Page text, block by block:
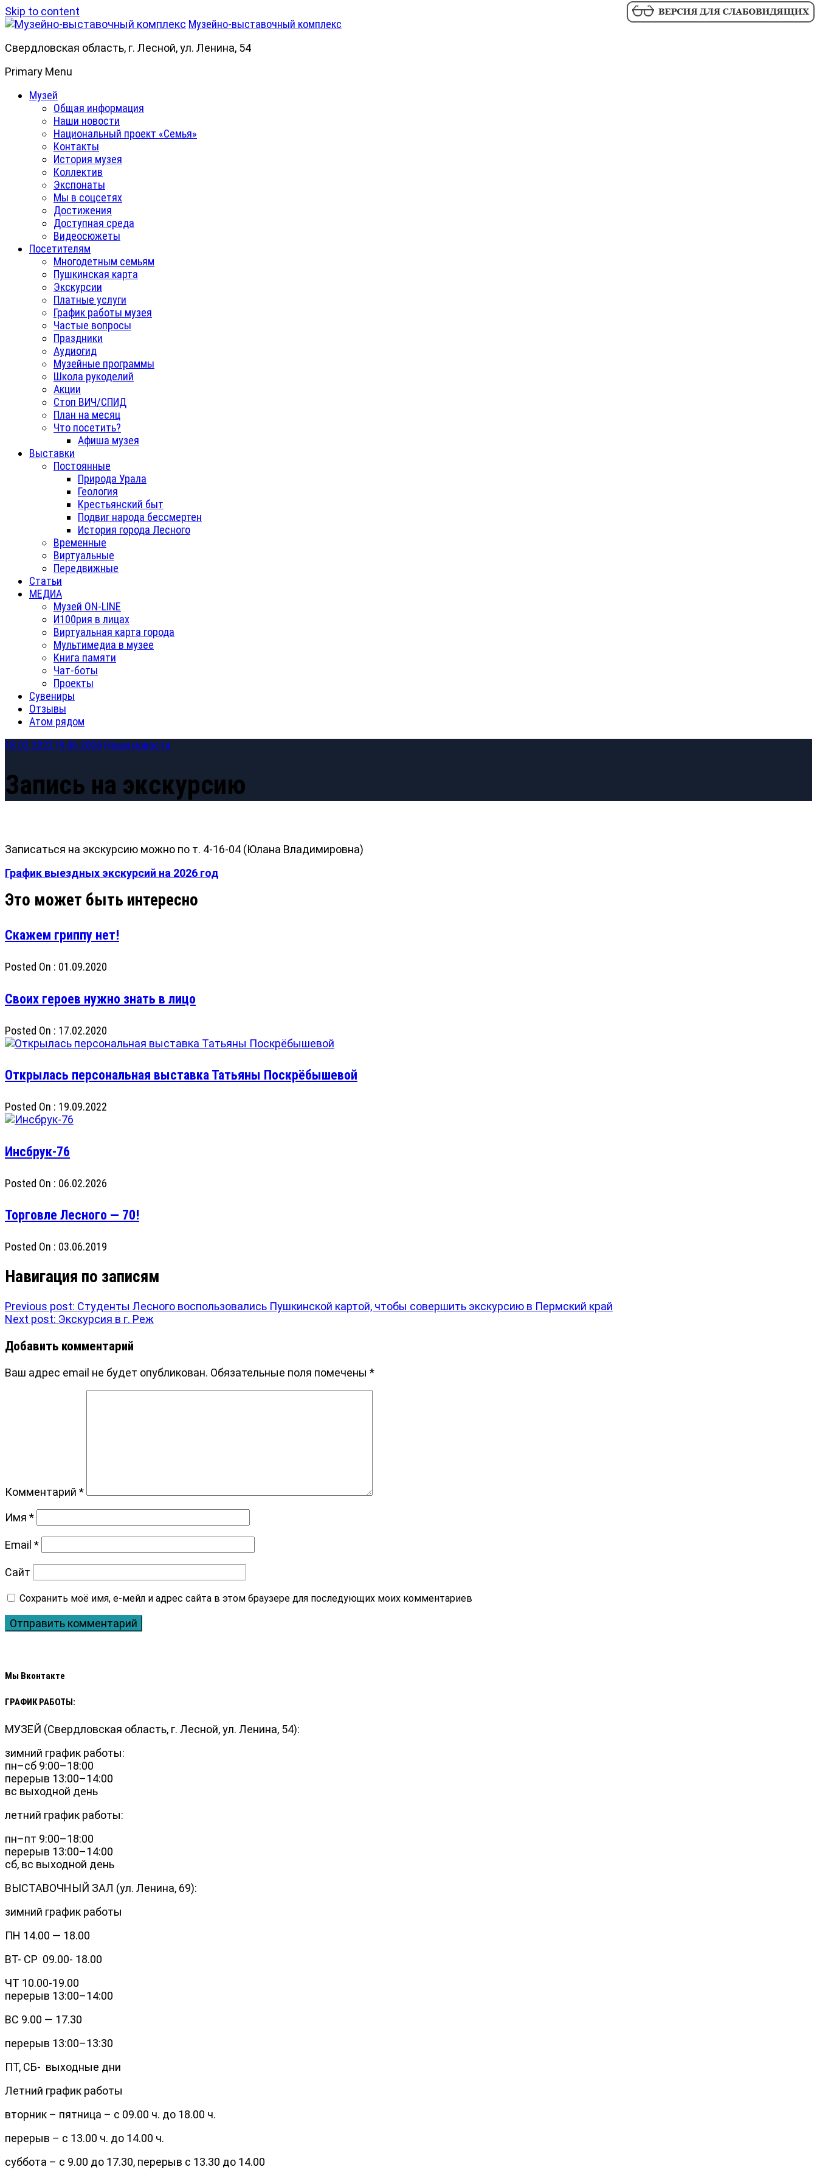
Skip to content
Музейно-выставочный комплекс
Свердловская область, г. Лесной, ул. Ленина, 54
Primary Menu
Музей
Общая информация
Наши новости
Национальный проект «Семья»
Контакты
История музея
Коллектив
Экспонаты
Мы в соцсетях
Достижения
Доступная среда
Видеосюжеты
Посетителям
Многодетным семьям
Пушкинская карта
Экскурсии
Платные услуги
График работы музея
Частые вопросы
Праздники
Аудиогид
Музейные программы
Школа рукоделий
Акции
Стоп ВИЧ/СПИД
План на месяц
Что посетить?
Афиша музея
Выставки
Постоянные
Природа Урала
Геология
Крестьянский быт
Подвиг народа бессмертен
История города Лесного
Временные
Виртуальные
Передвижные
Статьи
МЕДИА
Музей ON-LINE
И100рия в лицах
Виртуальная карта города
Мультимедиа в музее
Книга памяти
Чат-боты
Проекты
Сувениры
Отзывы
Атом рядом
18.02.202219.06.2026 Наши новости
Запись на экскурсию
Записаться на экскурсию можно по т. 4-16-04 (Юлана Владимировна)
График выездных экскурсий на 2026 год
Скажем гриппу нет!
Posted On : 01.09.2020
Своих героев нужно знать в лицо
Posted On : 17.02.2020
Открылась персональная выставка Татьяны Поскрёбышевой
Posted On : 19.09.2022
Инсбрук-76
Posted On : 06.02.2026
Торговле Лесного — 70!
Posted On : 03.06.2019
Навигация по записям
Previous post: Студенты Лесного воспользовались Пушкинской картой, чтобы совершить экскурсию в Пермский край
Next post: Экскурсия в г. Реж
Добавить комментарий
Ваш адрес email не будет опубликован. Обязательные поля помечены *
Комментарий *
Имя *
Email *
Сайт
Мы Вконтакте
ГРАФИК РАБОТЫ:
МУЗЕЙ (Свердловская область, г. Лесной, ул. Ленина, 54):
зимний график работы:
пн–сб 9:00–18:00
перерыв 13:00–14:00
вс выходной день
летний график работы:
пн–пт 9:00–18:00
перерыв 13:00–14:00
сб, вс выходной день
ВЫСТАВОЧНЫЙ ЗАЛ (ул. Ленина, 69):
зимний график работы
ПН 14.00 — 18.00
ВТ- СР 09.00- 18.00
ЧТ 10.00-19.00
перерыв 13:00–14:00
ВС 9.00 — 17.30
перерыв 13:00–13:30
ПТ, СБ- выходные дни
Летний график работы
вторник – пятница – с 09.00 ч. до 18.00 ч.
перерыв – с 13.00 ч. до 14.00 ч.
суббота – с 9.00 до 17.30, перерыв с 13.30 до 14.00